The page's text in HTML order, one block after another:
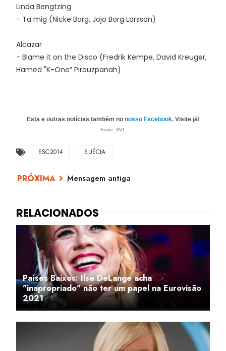
Linda Bengtzing
- Ta mig (Nicke Borg, Jojo Borg Larsson)
Alcazar
- Blame it on the Disco (Fredrik Kempe, David Kreuger,
Hamed "K-One” Pirouzpanah)
Esta e outras notícias também no nosso Facebook. Visite já!
Fonte: SVT
ESC2014 SUÉCIA
Mensagem antiga
Países Baixos: Ilse DeLange acha
"inapropriado" não ter um papel na Eurovisão
2021